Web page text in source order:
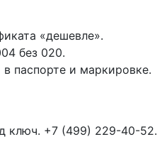
«дешевле».
без 020.
паспорте и маркировке.
ключ. +7 (499) 229-40-52.